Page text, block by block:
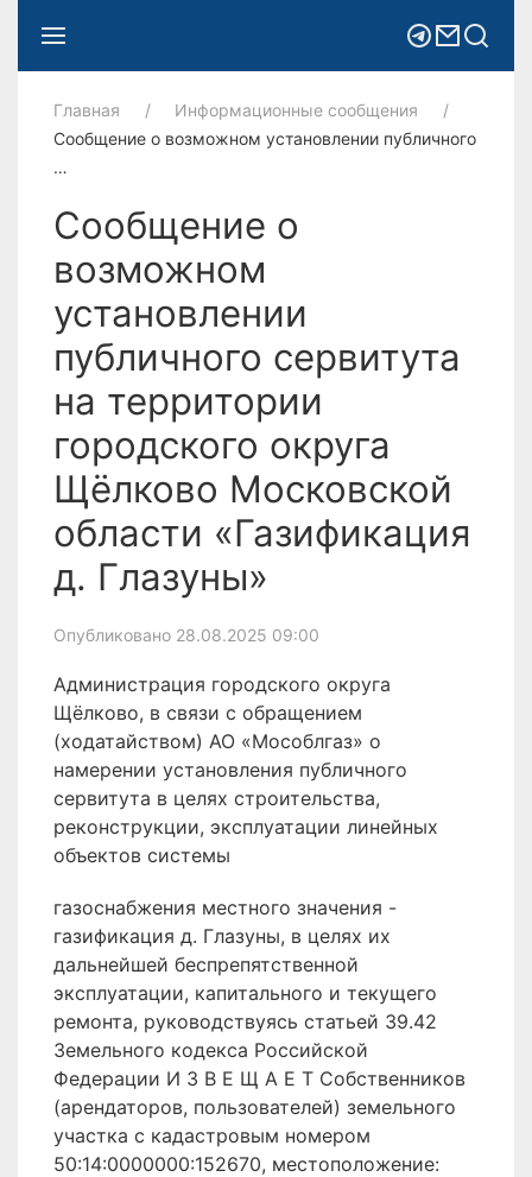
Главная
Информационные сообщения
Сообщение о возможном установлении публичного
…
Сообщение о
возможном
установлении
публичного сервитута
на территории
городского округа
Щёлково Московской
области «Газификация
д. Глазуны»
Опубликовано 28.08.2025 09:00
Администрация городского округа
Щёлково, в связи с обращением
(ходатайством) АО «Мособлгаз» о
намерении установления публичного
сервитута в целях строительства,
реконструкции, эксплуатации линейных
объектов системы
газоснабжения местного значения -
газификация д. Глазуны, в целях их
дальнейшей беспрепятственной
эксплуатации, капитального и текущего
ремонта, руководствуясь статьей 39.42
Земельного кодекса Российской
Федерации И З В Е Щ А Е Т Собственников
(арендаторов, пользователей) земельного
участка с кадастровым номером
50:14:0000000:152670, местоположение: